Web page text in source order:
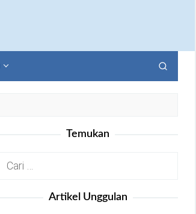
Temukan
Cari
Artikel Unggulan